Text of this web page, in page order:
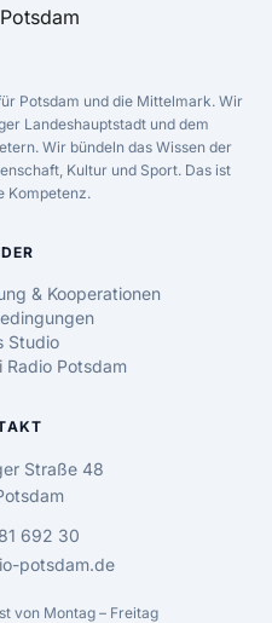
Potsdam und die Mittelmark. Wir
Landeshauptstadt und dem
Wir bündeln das Wissen der
Kultur und Sport. Das ist
Kompetenz.
& Kooperationen
Studio
Radio Potsdam
Straße 48
692 30
potsdam.de
von Montag – Freitag